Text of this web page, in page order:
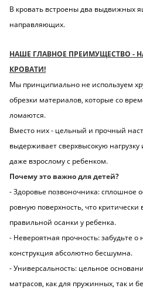
В кровать встроены два выдвижных
направляющих.
НАШЕ ГЛАВНОЕ ПРЕИМУЩЕСТВО -
КРОВАТИ!
Мы принципиально не используем
обрезки материалов, которые со
ломаются.
Вместо них - цельный и прочный
выдерживает сверхвысокую нагрузку
даже взрослому с ребенком.
Почему это важно для детей?
- Здоровье позвоночника: сплошное
ровную поверхность, что
правильной осанки у ребенка.
- Невероятная прочность: забудьте
конструкция абсолютно бесшумна.
- Универсальность: цельное
матрасов, как для пружинных, так и